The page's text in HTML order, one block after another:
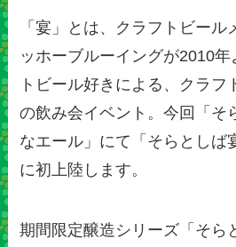
「宴」とは、クラフトビー
ッホーブルーイングが2010
トビール好きによる、クラフ
の飲み会イベント。今回「そ
なエール」にて「そらとしば
に初上陸します。
期間限定醸造シリーズ「そら